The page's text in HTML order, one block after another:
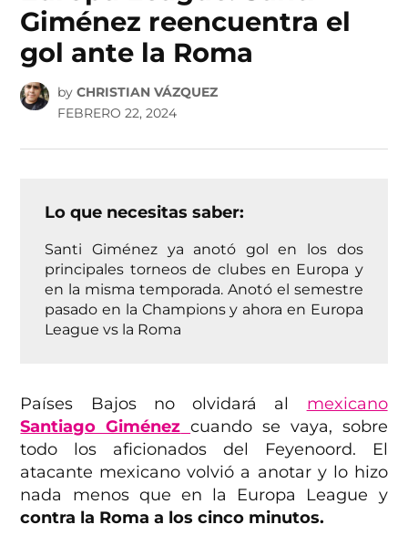
Giménez reencuentra el
gol ante la Roma
by CHRISTIAN VÁZQUEZ
FEBRERO 22, 2024
Lo que necesitas saber:
Santi Giménez ya anotó gol en los dos
principales torneos de clubes en Europa y
en la misma temporada. Anotó el semestre
pasado en la Champions y ahora en Europa
League vs la Roma
Países Bajos no olvidará al mexicano
Santiago Giménez cuando se vaya, sobre
todo los aficionados del Feyenoord. El
atacante mexicano volvió a anotar y lo hizo
nada menos que en la Europa League y
contra la Roma a los cinco minutos.